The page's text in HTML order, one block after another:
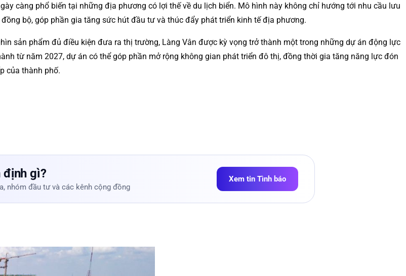
càng phổ biến tại những địa phương có lợi thế về du lịch biển. Mô hình này không chỉ hướng tới nhu cầu lưu
bộ, góp phần gia tăng sức hút đầu tư và thúc đẩy phát triển kinh tế địa phương.
sản phẩm đủ điều kiện đưa ra thị trường, Làng Vân được kỳ vọng trở thành một trong những dự án động lực
từ năm 2027, dự án có thể góp phần mở rộng không gian phát triển đô thị, đồng thời gia tăng năng lực đón
của thành phố.
định gì?
nhóm đầu tư và các kênh cộng đồng
Xem tin Tình báo